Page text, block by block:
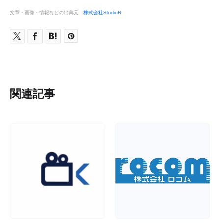
文章・画像・情報などの出典元： 株式会社StudioR
関連記事